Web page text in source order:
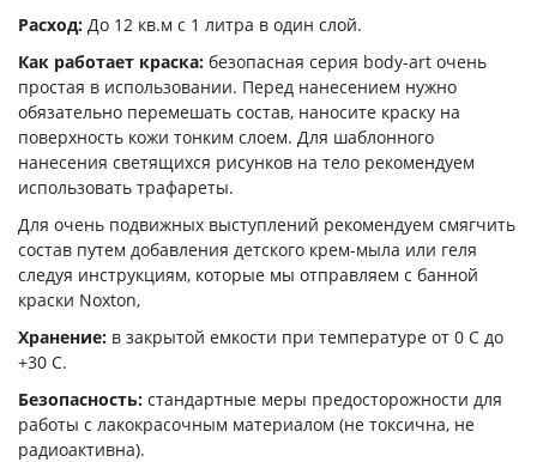
Расход: До 12 кв.м с 1 литра в один слой.
Как работает краска: безопасная серия body-art очень
простая в использовании. Перед нанесением нужно
обязательно перемешать состав, наносите краску на
поверхность кожи тонким слоем. Для шаблонного
нанесения светящихся рисунков на тело рекомендуем
использовать трафареты.
Для очень подвижных выступлений рекомендуем смягчить
состав путем добавления детского крем-мыла или геля
следуя инструкциям, которые мы отправляем с банной
краски Noxton,
Хранение: в закрытой емкости при температуре от 0 С до
+30 С.
Безопасность: стандартные меры предосторожности для
работы с лакокрасочным материалом (не токсична, не
радиоактивна).